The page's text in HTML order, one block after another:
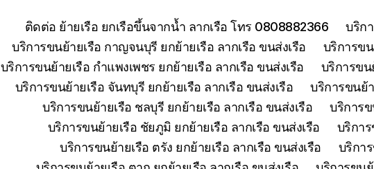
ติดต่อ ย้ายเรือ ยกเรือขึ้นจากน้ำ ลากเรือ โทร 0808882366
บริก
บริการขนย้ายเรือ กาญจนบุรี ยกย้ายเรือ ลากเรือ ขนส่งเรือ
บริการข
บริการขนย้ายเรือ กำแพงเพชร ยกย้ายเรือ ลากเรือ ขนส่งเรือ
บริการขน
บริการขนย้ายเรือ จันทบุรี ยกย้ายเรือ ลากเรือ ขนส่งเรือ
บริการขนย้า
บริการขนย้ายเรือ ชลบุรี ยกย้ายเรือ ลากเรือ ขนส่งเรือ
บริการข
บริการขนย้ายเรือ ชัยภูมิ ยกย้ายเรือ ลากเรือ ขนส่งเรือ
บริกา
บริการขนย้ายเรือ ตรัง ยกย้ายเรือ ลากเรือ ขนส่งเรือ
บริกา